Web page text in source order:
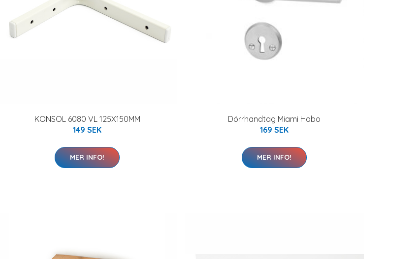
KONSOL 6080 VL 125X150MM
149 SEK
MER INFO!
Dörrhandtag Miami Habo
169 SEK
MER INFO!